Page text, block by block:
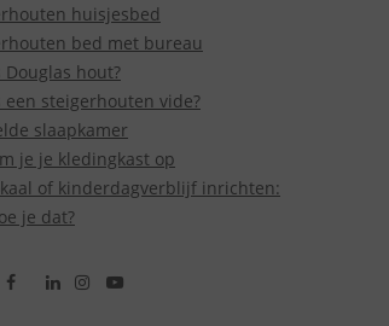
huisjesbed
bed met bureau
Douglas hout?
een steigerhouten vide?
slaapkamer
je je kledingkast op
of kinderdagverblijf inrichten:
je dat?